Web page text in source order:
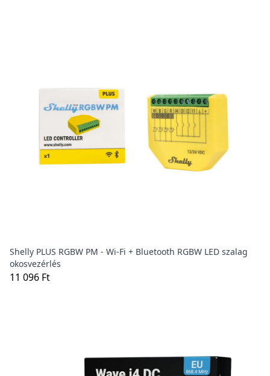
Shelly PLUS RGBW PM - Wi-Fi + Bluetooth RGBW LED szalag
okosvezérlés
11 096 Ft